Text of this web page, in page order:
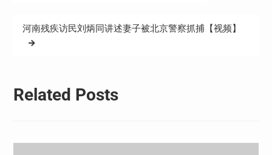
导河南残疾访民刘炳同讲述妻子被北京警察抓捕【视频】
Related Posts